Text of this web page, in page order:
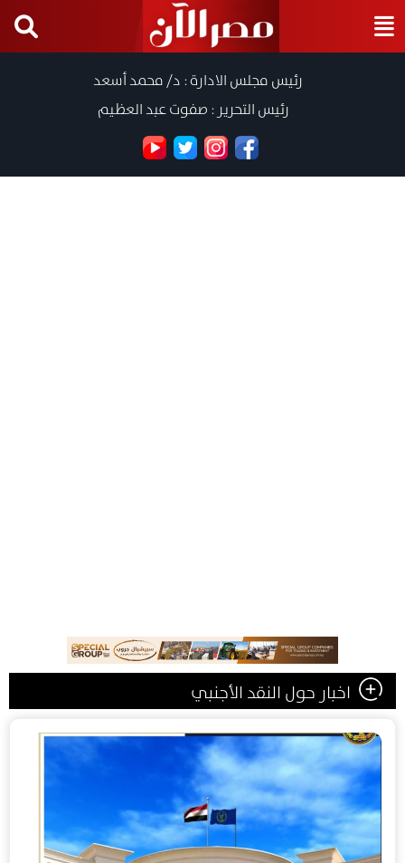
رئيس مجلس الادارة : د/ محمد أسعد
رئيس التحرير : صفوت عبد العظيم
اخبار حول النقد الأجنبي